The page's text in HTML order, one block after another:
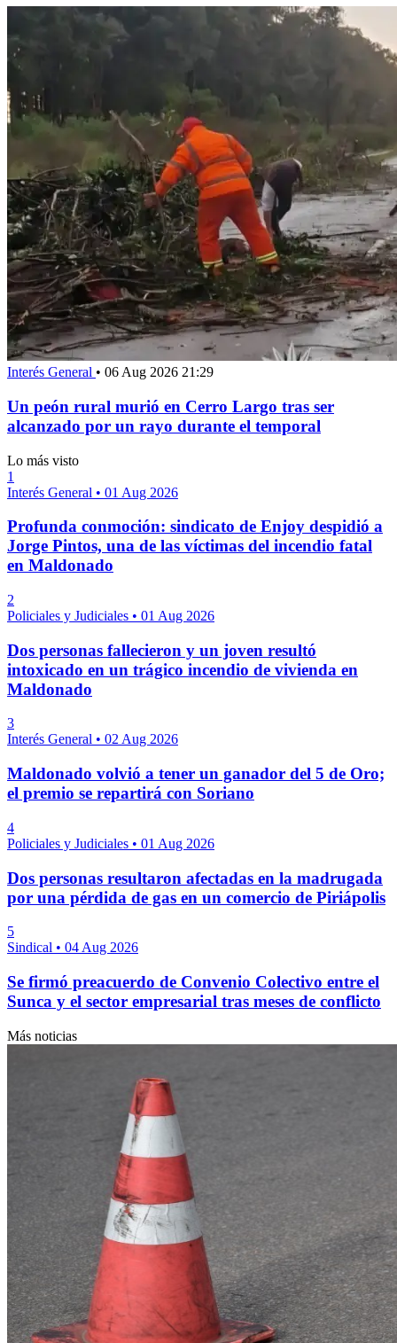
Interés General • 06 Aug 2026 21:29
Un peón rural murió en Cerro Largo tras ser
alcanzado por un rayo durante el temporal
Lo más visto
1
Interés General • 01 Aug 2026
Profunda conmoción: sindicato de Enjoy despidió a
Jorge Pintos, una de las víctimas del incendio fatal
en Maldonado
2
Policiales y Judiciales • 01 Aug 2026
Dos personas fallecieron y un joven resultó
intoxicado en un trágico incendio de vivienda en
Maldonado
3
Interés General • 02 Aug 2026
Maldonado volvió a tener un ganador del 5 de Oro;
el premio se repartirá con Soriano
4
Policiales y Judiciales • 01 Aug 2026
Dos personas resultaron afectadas en la madrugada
por una pérdida de gas en un comercio de Piriápolis
5
Sindical • 04 Aug 2026
Se firmó preacuerdo de Convenio Colectivo entre el
Sunca y el sector empresarial tras meses de conflicto
Más noticias